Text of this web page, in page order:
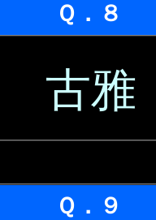
Ｑ．８
古雅
Ｑ．９